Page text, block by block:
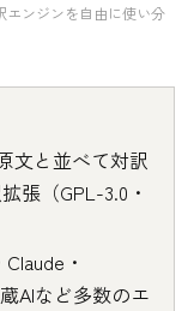
エンジンを自由に使い分
文と並べて対訳
張（GPL-3.0・
・
AIなど多数のエ